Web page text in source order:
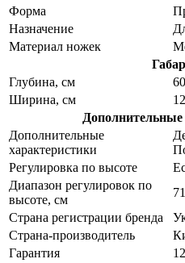
Форма
Назначение
Материал ножек
Глубина, см
60
Ширина, см
Дополнительные
Дополнительные
характеристики
Регулировка по высоте
Диапазон регулировок по
высоте, см
Страна регистрации бренда
Страна-производитель
Гарантия